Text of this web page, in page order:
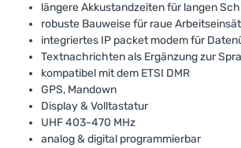
längere Akkustandzeiten für langen
robuste Bauweise für raue
integriertes IP packet modem für
Textnachrichten als Ergänzung zur
kompatibel mit dem ETSI DMR
GPS, Mandown
Display & Volltastatur
UHF 403-470 MHz
analog & digital programmierbar